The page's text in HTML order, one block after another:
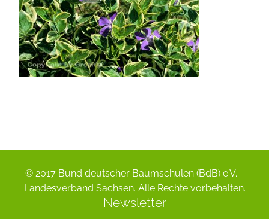
© 2017 Bund deutscher Baumschulen (BdB) e.V. -
Landesverband Sachsen. Alle Rechte vorbehalten.
Newsletter